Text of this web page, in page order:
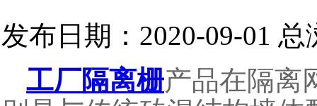
发布日期：2020-09-01 总
工厂隔离栅产品在隔离